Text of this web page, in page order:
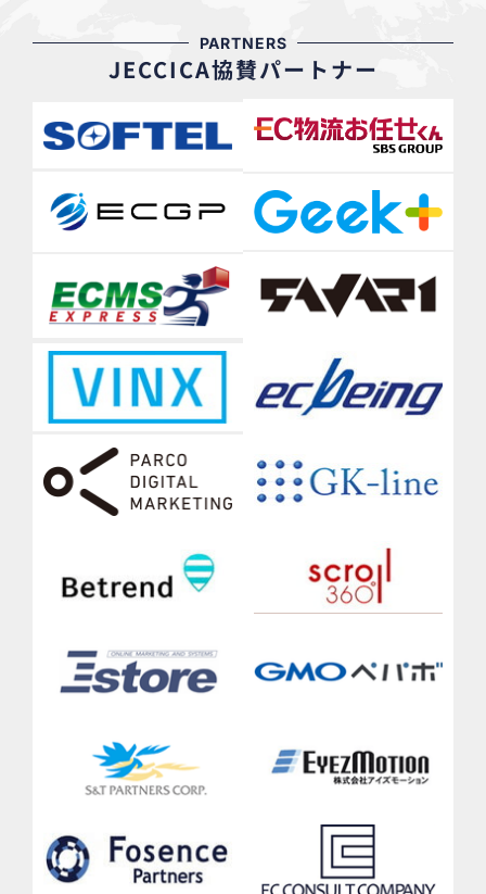
PARTNERS
JECCICA協賛パートナー